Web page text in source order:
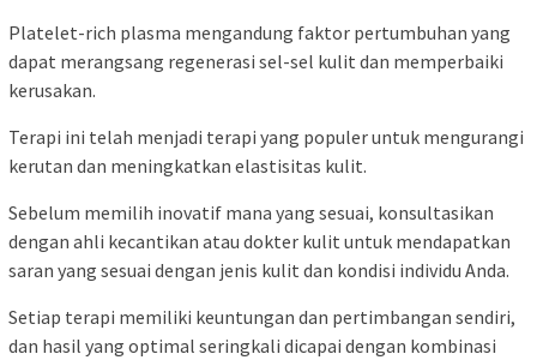
Platelet-rich plasma mengandung faktor pertumbuhan yang
dapat merangsang regenerasi sel-sel kulit dan memperbaiki
kerusakan.
Terapi ini telah menjadi terapi yang populer untuk mengurangi
kerutan dan meningkatkan elastisitas kulit.
Sebelum memilih inovatif mana yang sesuai, konsultasikan
dengan ahli kecantikan atau dokter kulit untuk mendapatkan
saran yang sesuai dengan jenis kulit dan kondisi individu Anda.
Setiap terapi memiliki keuntungan dan pertimbangan sendiri,
dan hasil yang optimal seringkali dicapai dengan kombinasi